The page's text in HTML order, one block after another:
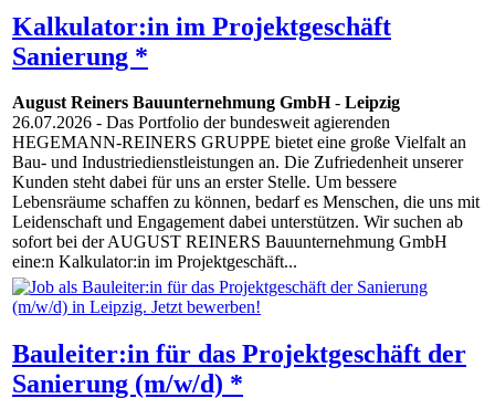
Kalkulator:in im Projektgeschäft
Sanierung *
August Reiners Bauunternehmung GmbH- Leipzig
26.07.2026 - Das Portfolio der bundesweit agierenden
HEGEMANN-REINERS GRUPPE bietet eine große Vielfalt an
Bau- und Industriedienstleistungen an. Die Zufriedenheit unserer
Kunden steht dabei für uns an erster Stelle. Um bessere
Lebensräume schaffen zu können, bedarf es Menschen, die uns mit
Leidenschaft und Engagement dabei unterstützen. Wir suchen ab
sofort bei der AUGUST REINERS Bauunternehmung GmbH
eine:n Kalkulator:in im Projektgeschäft...
Bauleiter:in für das Projektgeschäft der
Sanierung (m/w/d) *